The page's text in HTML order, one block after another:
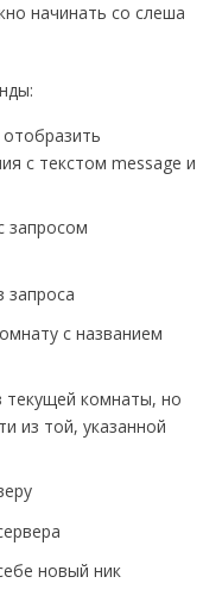
начинать со слеша
с текстом message и
запросом
запроса
с названием
комнаты, но
из той, указанной
новый ник